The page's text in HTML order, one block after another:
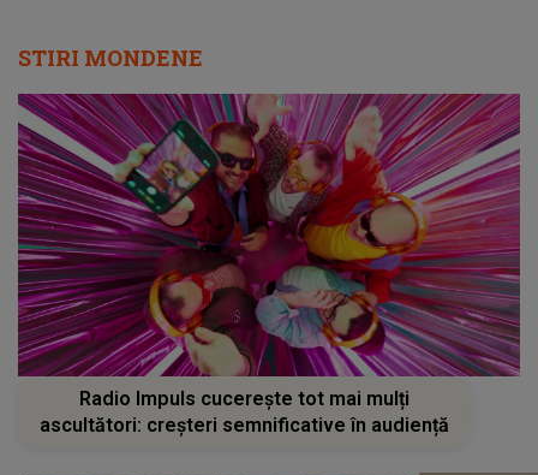
STIRI MONDENE
Radio Impuls cucerește tot mai mulți
ascultători: creșteri semnificative în audiență